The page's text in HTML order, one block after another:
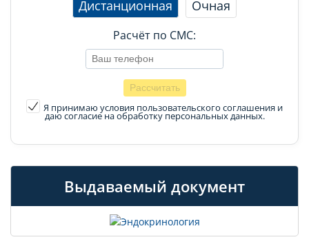
Дистанционная Очная
Расчёт по СМС:
Я принимаю условия пользовательского соглашения и
даю согласие на обработку персональных данных.
Выдаваемый документ